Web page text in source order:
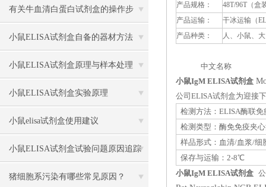
分为多种类型测定
有关牛血清白蛋白试剂盒的操作步
骤，以下有详细说明
小鼠ELISA试剂盒自备的器材方法
小鼠ELISA试剂盒原理与样本处理
小鼠ELISA试剂盒实验原理
小鼠elisa试剂盒使用建议
小鼠ELISA试剂盒试验问题原因追踪
猪细胞系污染有哪些常见原因？
产品规格：
48T/96T（盒
产品运输：
干冰运输（
产品种类：
人、小鼠、
中文名称 英
小鼠IgM ELISA试剂盒
公司ELISA试剂盒为迎接
检测方法：ELISA酶联免
检测类型：酶免免疫夹
样品形式：血清/血浆/细
保存与运输：2-8℃
小鼠IgM ELISA试剂盒